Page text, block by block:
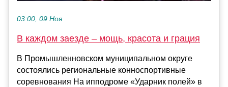
03:00, 09 Ноя
В каждом заезде – мощь, красота и грация
В Промышленновском муниципальном округе
состоялись региональные конноспортивные
соревнования На ипподроме «Ударник полей» в